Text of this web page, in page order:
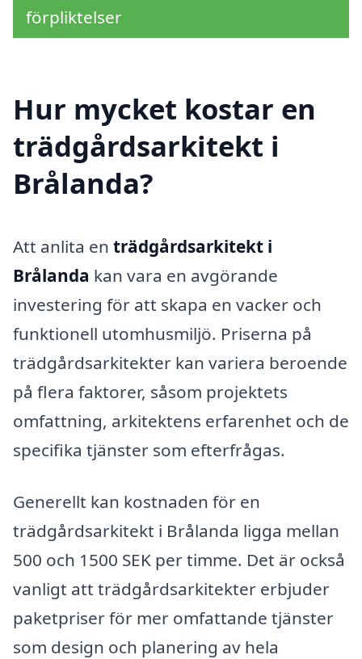
förpliktelser
Hur mycket kostar en
trädgårdsarkitekt i
Brålanda?
Att anlita en trädgårdsarkitekt i
Brålanda kan vara en avgörande
investering för att skapa en vacker och
funktionell utomhusmiljö. Priserna på
trädgårdsarkitekter kan variera beroende
på flera faktorer, såsom projektets
omfattning, arkitektens erfarenhet och de
specifika tjänster som efterfrågas.
Generellt kan kostnaden för en
trädgårdsarkitekt i Brålanda ligga mellan
500 och 1500 SEK per timme. Det är också
vanligt att trädgårdsarkitekter erbjuder
paketpriser för mer omfattande tjänster
som design och planering av hela